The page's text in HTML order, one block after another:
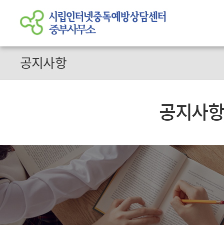
공지사항
공지사